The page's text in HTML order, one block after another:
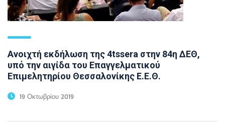
Ανοιχτή εκδήλωση της 4tssera στην 84η ΔΕΘ,
υπό την αιγίδα του Επαγγελματικού
Επιμελητηρίου Θεσσαλονίκης Ε.Ε.Θ.
19 Οκτωβρίου 2019